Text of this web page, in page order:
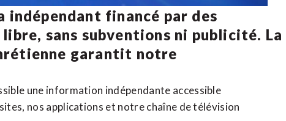
indépendant financé par des
sans subventions ni publicité. La
garantit notre
une information indépendante accessible
nos applications et notrechaîne de télévision